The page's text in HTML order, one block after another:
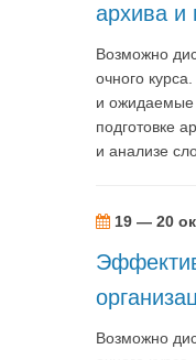
архива и
Возможно
очного
и ожидаемые
подготовке
и анализе
19 — 20
Возможно